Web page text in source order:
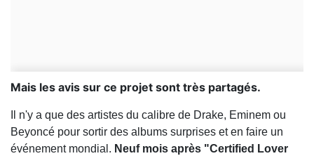
Mais les avis sur ce projet sont très partagés.
Il n'y a que des artistes du calibre de Drake, Eminem ou
Beyoncé pour sortir des albums surprises et en faire un
événement mondial. Neuf mois après "Certified Lover